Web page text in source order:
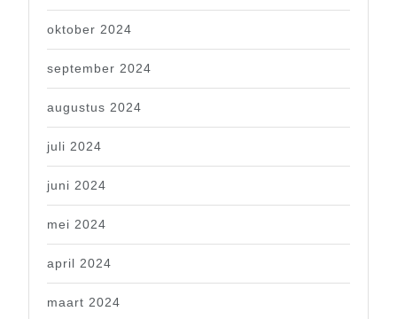
oktober 2024
september 2024
augustus 2024
juli 2024
juni 2024
mei 2024
april 2024
maart 2024